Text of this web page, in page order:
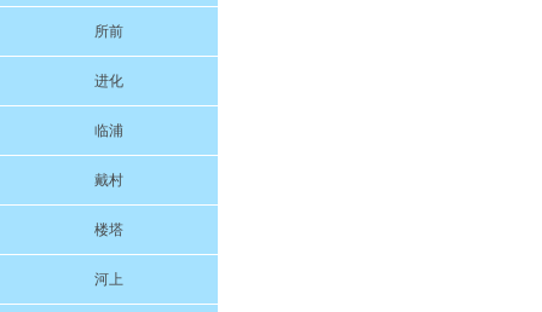
所前
进化
临浦
戴村
楼塔
河上